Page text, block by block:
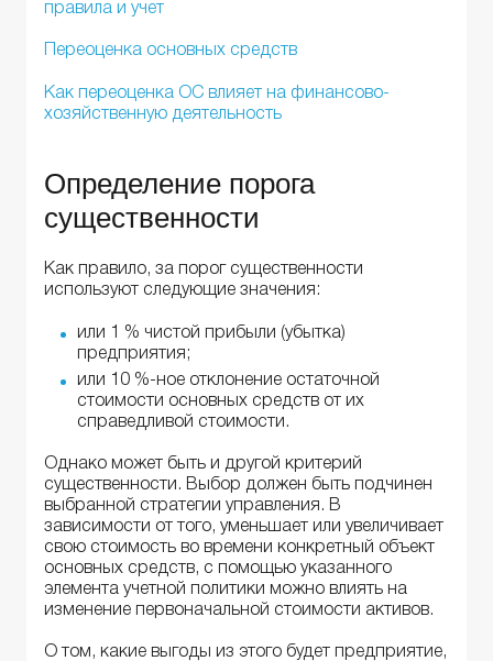
правила и учет
Переоценка основных средств
Как переоценка ОС влияет на финансово-
хозяйственную деятельность
Определение порога
существенности
Как правило, за порог существенности
используют следующие значения:
или 1 % чистой прибыли (убытка)
предприятия;
или 10 %-ное отклонение остаточной
стоимости основных средств от их
справедливой стоимости.
Однако может быть и другой критерий
существенности. Выбор должен быть подчинен
выбранной стратегии управления. В
зависимости от того, уменьшает или увеличивает
свою стоимость во времени конкретный объект
основных средств, с помощью указанного
элемента учетной политики можно влиять на
изменение первоначальной стоимости активов.
О том, какие выгоды из этого будет предприятие,